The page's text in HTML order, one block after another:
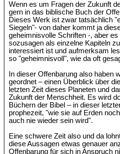
Wenn es um Fragen der Zukunft
gern in das biblische Buch der
Dieses Werk ist zwar tatsächlich
Siegeln"- von daher kommt ja
geheimnisvolle Schriften -, aber
sozusagen als einzelne Kapiteln
interessiert ist und aufmerksam
so "geheimnisvoll", wie da oft
In dieser Offenbarung also haben
geordnet – einen Überblick über
letzten Zeit dieses Planeten und
Zukunft der Menschheit. Es wird
Büchern der Bibel – in dieser
prophezeit, "wie sie auf Erden
auch nie wieder sein wird".
Eine schwere Zeit also und da
diese Aussagen etwas genauer
Offenbarung für sich in Anspruch